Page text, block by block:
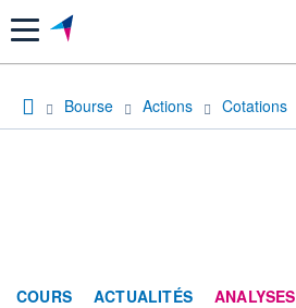
Menu
Bourse Actions Cotations
COURS ACTUALITÉS ANALYSES